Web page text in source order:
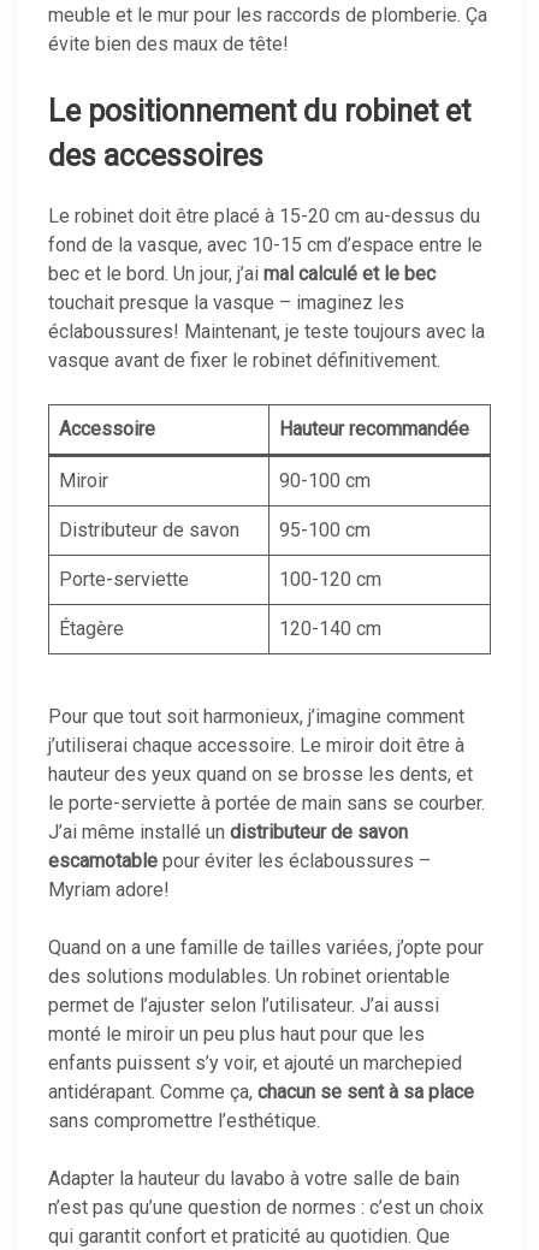
meuble et le mur pour les raccords de plomberie. Ça
évite bien des maux de tête!
Le positionnement du robinet et
des accessoires
Le robinet doit être placé à 15-20 cm au-dessus du
fond de la vasque, avec 10-15 cm d’espace entre le
bec et le bord. Un jour, j’ai mal calculé et le bec
touchait presque la vasque – imaginez les
éclaboussures! Maintenant, je teste toujours avec la
vasque avant de fixer le robinet définitivement.
Accessoire Hauteur recommandée
Miroir 90-100 cm
Distributeur de savon 95-100 cm
Porte-serviette 100-120 cm
Étagère 120-140 cm
Pour que tout soit harmonieux, j’imagine comment
j’utiliserai chaque accessoire. Le miroir doit être à
hauteur des yeux quand on se brosse les dents, et
le porte-serviette à portée de main sans se courber.
J’ai même installé un distributeur de savon
escamotable pour éviter les éclaboussures –
Myriam adore!
Quand on a une famille de tailles variées, j’opte pour
des solutions modulables. Un robinet orientable
permet de l’ajuster selon l’utilisateur. J’ai aussi
monté le miroir un peu plus haut pour que les
enfants puissent s’y voir, et ajouté un marchepied
antidérapant. Comme ça, chacun se sent à sa place
sans compromettre l’esthétique.
Adapter la hauteur du lavabo à votre salle de bain
n’est pas qu’une question de normes : c’est un choix
qui garantit confort et praticité au quotidien. Que